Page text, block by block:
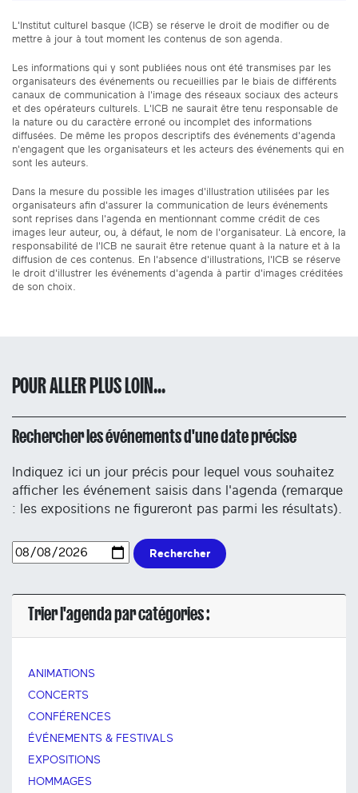
L'Institut culturel basque (ICB) se réserve le droit de modifier ou de
mettre à jour à tout moment les contenus de son agenda.
Les informations qui y sont publiées nous ont été transmises par les
organisateurs des événements ou recueillies par le biais de différents
canaux de communication à l'image des réseaux sociaux des acteurs
et des opérateurs culturels. L'ICB ne saurait être tenu responsable de
la nature ou du caractère erroné ou incomplet des informations
diffusées. De même les propos descriptifs des événements d'agenda
n'engagent que les organisateurs et les acteurs des événements qui en
sont les auteurs.
Dans la mesure du possible les images d'illustration utilisées par les
organisateurs afin d'assurer la communication de leurs événements
sont reprises dans l'agenda en mentionnant comme crédit de ces
images leur auteur, ou, à défaut, le nom de l'organisateur. Là encore, la
responsabilité de l'ICB ne saurait être retenue quant à la nature et à la
diffusion de ces contenus. En l'absence d'illustrations, l'ICB se réserve
le droit d'illustrer les événements d'agenda à partir d'images créditées
de son choix.
POUR ALLER PLUS LOIN...
Rechercher les événements d'une date précise
Indiquez ici un jour précis pour lequel vous souhaitez
afficher les événement saisis dans l'agenda (remarque
: les expositions ne figureront pas parmi les résultats).
Rechercher
Trier l'agenda par catégories :
ANIMATIONS
CONCERTS
CONFÉRENCES
ÉVÉNEMENTS & FESTIVALS
EXPOSITIONS
HOMMAGES